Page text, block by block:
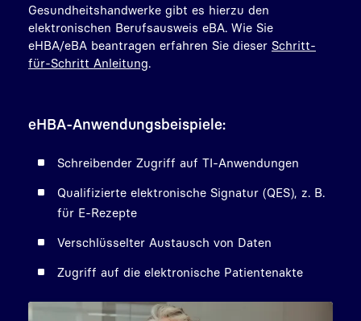
Gesundheitshandwerke gibt es hierzu den
elektronischen Berufsausweis eBA. Wie Sie
eHBA/eBA beantragen erfahren Sie dieser Schritt-
für-Schritt Anleitung.
eHBA-Anwendungsbeispiele:
Schreibender Zugriff auf TI-Anwendungen
Qualifizierte elektronische Signatur (QES), z. B.
für E-Rezepte
Verschlüsselter Austausch von Daten
Zugriff auf die elektronische Patientenakte